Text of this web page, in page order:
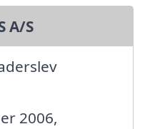
A/S
2006,